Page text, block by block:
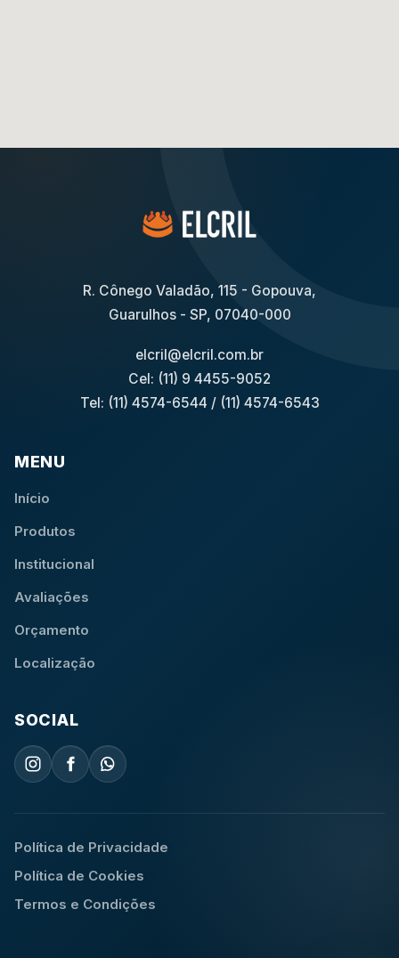
R. Cônego Valadão, 115 - Gopouva,
Guarulhos - SP, 07040-000
elcril@elcril.com.br
Cel: (11) 9 4455-9052
Tel: (11) 4574-6544 / (11) 4574-6543
MENU
Início
Produtos
Institucional
Avaliações
Orçamento
Localização
SOCIAL
Política de Privacidade
Política de Cookies
Termos e Condições